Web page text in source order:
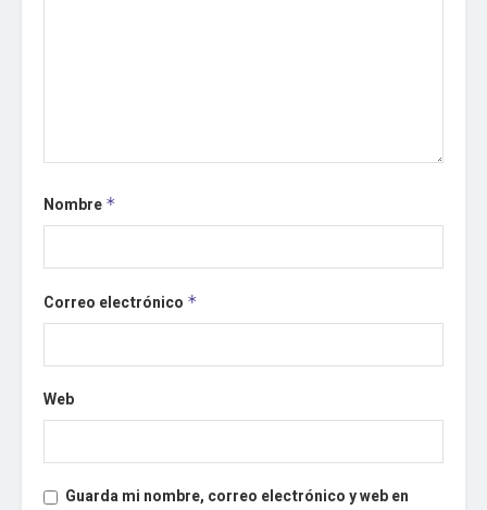
Nombre *
Correo electrónico *
Web
Guarda mi nombre, correo electrónico y web en